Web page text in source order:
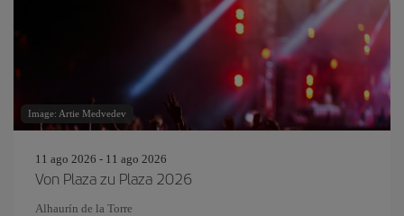
Image: Artie Medvedev
11 ago 2026 - 11 ago 2026
Von Plaza zu Plaza 2026
Alhaurín de la Torre